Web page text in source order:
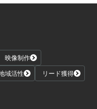
映像制作
域活性 リード獲得